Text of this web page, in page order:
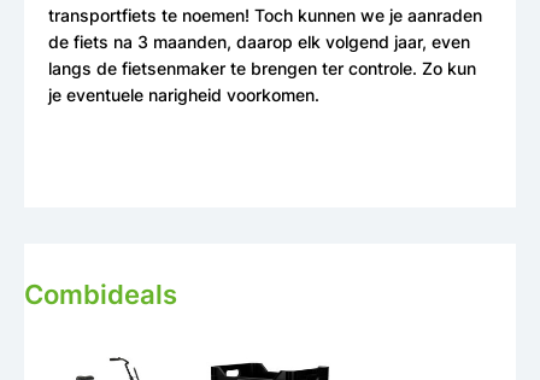
Combideals
transportfiets te noemen! Toch kunnen we je aanraden
de fiets na 3 maanden, daarop elk volgend jaar, even
langs de fietsenmaker te brengen ter controle. Zo kun
je eventuele narigheid voorkomen.